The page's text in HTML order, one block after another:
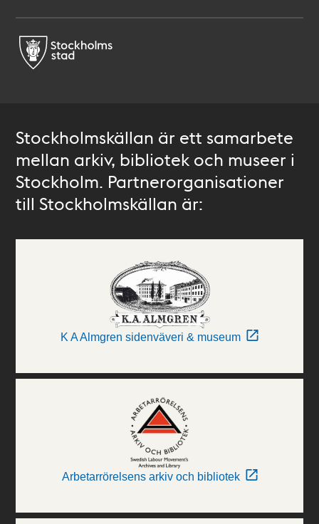
Stockholmskällan är ett samarbete
mellan arkiv, bibliotek och museer i
Stockholm. Partnerorganisationer
till Stockholmskällan är:
K A Almgren sidenväveri & museum
Arbetarrörelsens arkiv och bibliotek